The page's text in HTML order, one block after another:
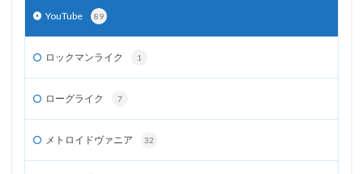
YouTube 89
ロックマンライク 1
ローグライク 7
メトロイドヴァニア 32